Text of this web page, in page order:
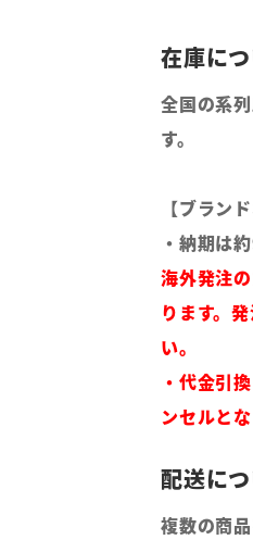
全国の系
す。
【ブラン
・納期は
海外発注
ります。
い。
・代金引
ンセルとな
複数の商